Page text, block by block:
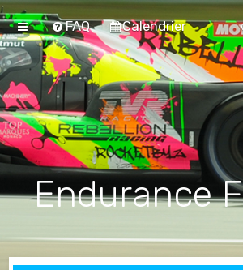
FAQ Calendrier
Endurance